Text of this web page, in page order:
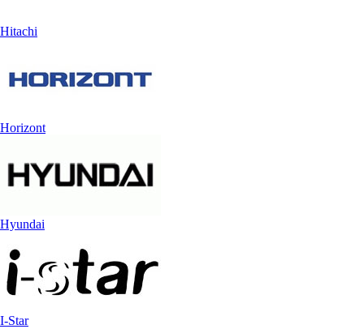
Hitachi
Horizont
Hyundai
I-Star